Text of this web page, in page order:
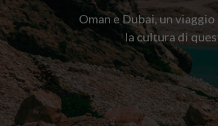
Oman e Dubai, un
la cultura di